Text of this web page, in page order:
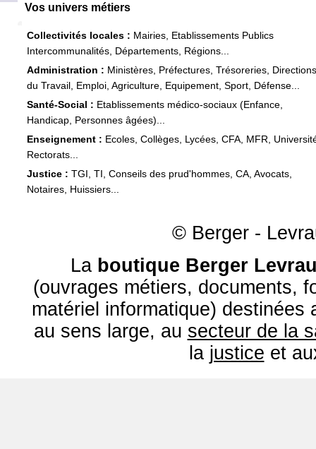
Vos univers métiers
Collectivités locales : Mairies, Etablissements Publics
Intercommunalités, Départements, Régions...
Administration : Ministères, Préfectures, Trésoreries, Directions
du Travail, Emploi, Agriculture, Equipement, Sport, Défense...
Santé-Social : Etablissements médico-sociaux (Enfance,
Handicap, Personnes âgées)...
Enseignement : Ecoles, Collèges, Lycées, CFA, MFR,
Rectorats...
Justice : TGI, TI, Conseils des prud'hommes, CA, Avocats,
Notaires, Huissiers...
© Berger -
La boutique Berger
(ouvrages métiers, documents,
matériel informatique) destinées
au sens large, au secteur de la
la justice et